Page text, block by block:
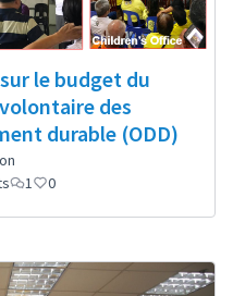
le budget du
des
durable (ODD)
1 0